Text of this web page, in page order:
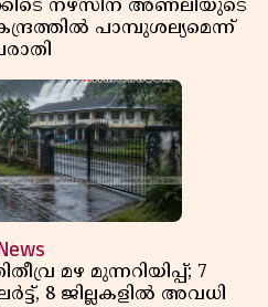
നഴ്സിന് അണലിയുടെ
പാമ്പുശല്യമെന്ന്
മഴ മുന്നറിയിപ്പ്; 7
8 ജില്ലകളിൽ അവധി